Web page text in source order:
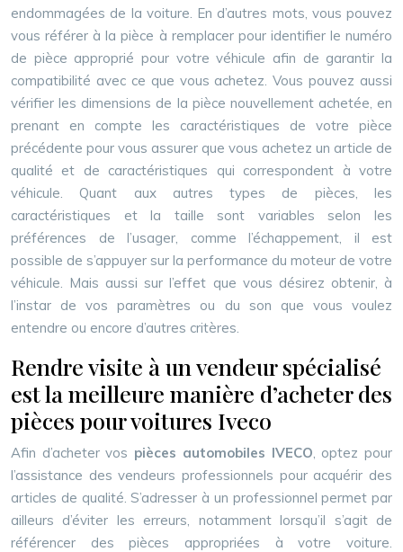
endommagées de la voiture. En d’autres mots, vous pouvez
vous référer à la pièce à remplacer pour identifier le numéro
de pièce approprié pour votre véhicule afin de garantir la
compatibilité avec ce que vous achetez. Vous pouvez aussi
vérifier les dimensions de la pièce nouvellement achetée, en
prenant en compte les caractéristiques de votre pièce
précédente pour vous assurer que vous achetez un article de
qualité et de caractéristiques qui correspondent à votre
véhicule. Quant aux autres types de pièces, les
caractéristiques et la taille sont variables selon les
préférences de l’usager, comme l’échappement, il est
possible de s’appuyer sur la performance du moteur de votre
véhicule. Mais aussi sur l’effet que vous désirez obtenir, à
l’instar de vos paramètres ou du son que vous voulez
entendre ou encore d’autres critères.
Rendre visite à un vendeur spécialisé
est la meilleure manière d’acheter des
pièces pour voitures Iveco
Afin d’acheter vos pièces automobiles IVECO, optez pour
l’assistance des vendeurs professionnels pour acquérir des
articles de qualité. S’adresser à un professionnel permet par
ailleurs d’éviter les erreurs, notamment lorsqu’il s’agit de
référencer des pièces appropriées à votre voiture.